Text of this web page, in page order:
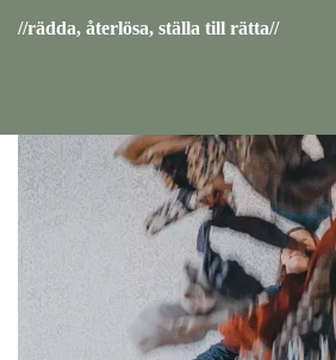
//rädda, återlösa, ställa till rätta//